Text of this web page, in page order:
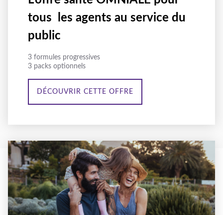
tous les agents au service du
public
3 formules progressives
3 packs optionnels
DÉCOUVRIR CETTE OFFRE